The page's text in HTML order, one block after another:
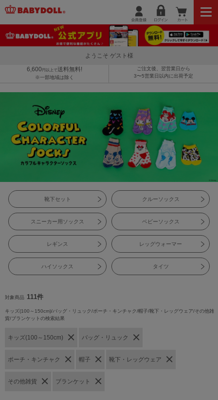
ようこそ ゲスト様
6,600 円以上で送料無料!
※一部地域は除く
ご注文後、翌営業日から
3〜5営業日以内に出荷予定
靴下セット クルーソックス
スニーカー用ソックス ベビーソックス
レギンス レッグウォーマー
ハイソックス タイツ
対象商品 111件
キッズ(100～150cm)/バッグ・リュック/ポーチ・キンチャク/帽子/靴下・レッグウェア/その他雑
貨/ブランケットの検索結果
キッズ(100～150cm) バッグ・リュック
ポーチ・キンチャク 帽子 靴下・レッグウェア
その他雑貨 ブランケット